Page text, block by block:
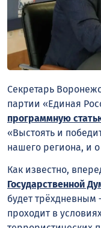
Секретарь
партии «Единая
программную
«Выстоять и
нашего региона, и
Как известно,
Государственной
будет трёхдневным
проходит в